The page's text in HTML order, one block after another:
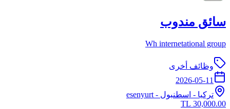
سائق مندوب
Wh internetational group
وظائف أخرى
2026-05-11
تركيا - اسطنبول - esenyurt
30,000.00 TL